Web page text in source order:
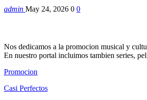
admin May 24, 2026 0 0
Nos dedicamos a la promocion musical y
En nuestro portal incluimos tambien series,
Promocion
Casi Perfectos